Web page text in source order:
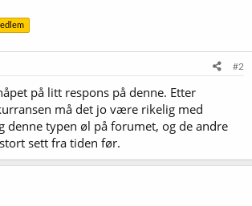
#2
på litt respons på denne. Etter
må det jo være rikelig med
denne typen øl på forumet, og de andre
sett fra tiden før.